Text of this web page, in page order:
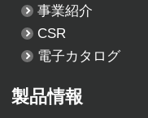
事業紹介
CSR
電子カタログ
製品情報